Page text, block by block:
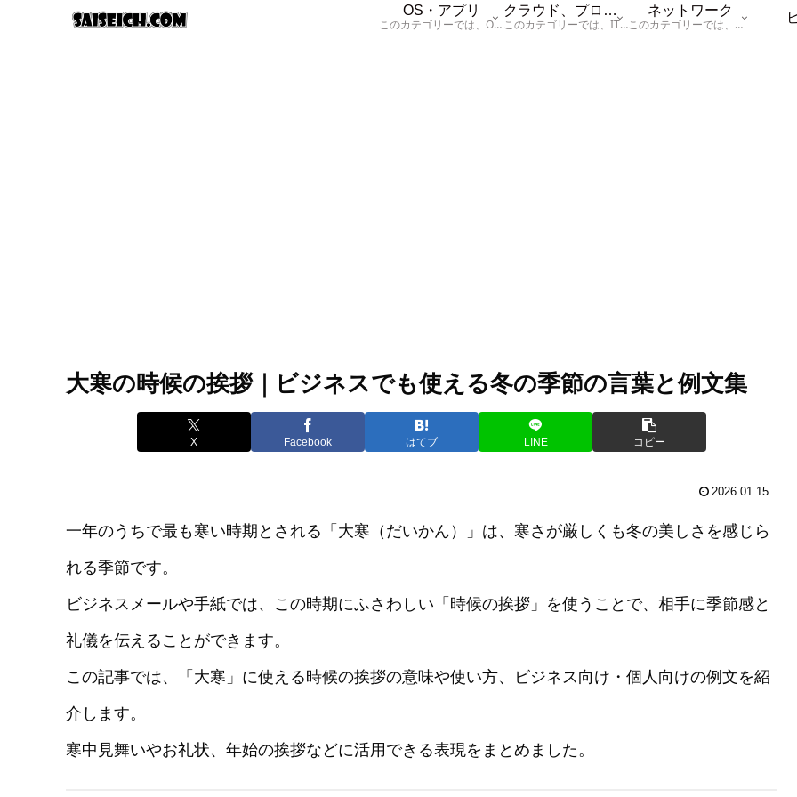
OS・アプリ
このカテゴリーでは、OSに関する情報を記載しています。
クラウド、プログラム
このカテゴリーでは、ITに関する基本的な情報として「ハードウェア、「サーバー」、「データベース、「ネットワーク」、「セキュリティ」、「プログラム」に関する情報を記載しています。
ネットワーク
このカテゴリーでは、「ネットワーク」に関する情報を記載しています。
大寒の時候の挨拶｜ビジネスでも使える冬の季節の言葉と例文集
X Facebook はてブ LINE コピー
2026.01.15
一年のうちで最も寒い時期とされる「大寒（だいかん）」は、寒さが厳しくも冬の美しさを感じら
れる季節です。
ビジネスメールや手紙では、この時期にふさわしい「時候の挨拶」を使うことで、相手に季節感と
礼儀を伝えることができます。
この記事では、「大寒」に使える時候の挨拶の意味や使い方、ビジネス向け・個人向けの例文を紹
介します。
寒中見舞いやお礼状、年始の挨拶などに活用できる表現をまとめました。